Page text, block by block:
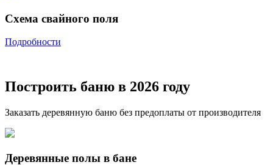
Схема свайного поля
Подробности
Построить баню в 2026 году
Заказать деревянную баню без предоплаты от производителя
Деревянные полы в бане